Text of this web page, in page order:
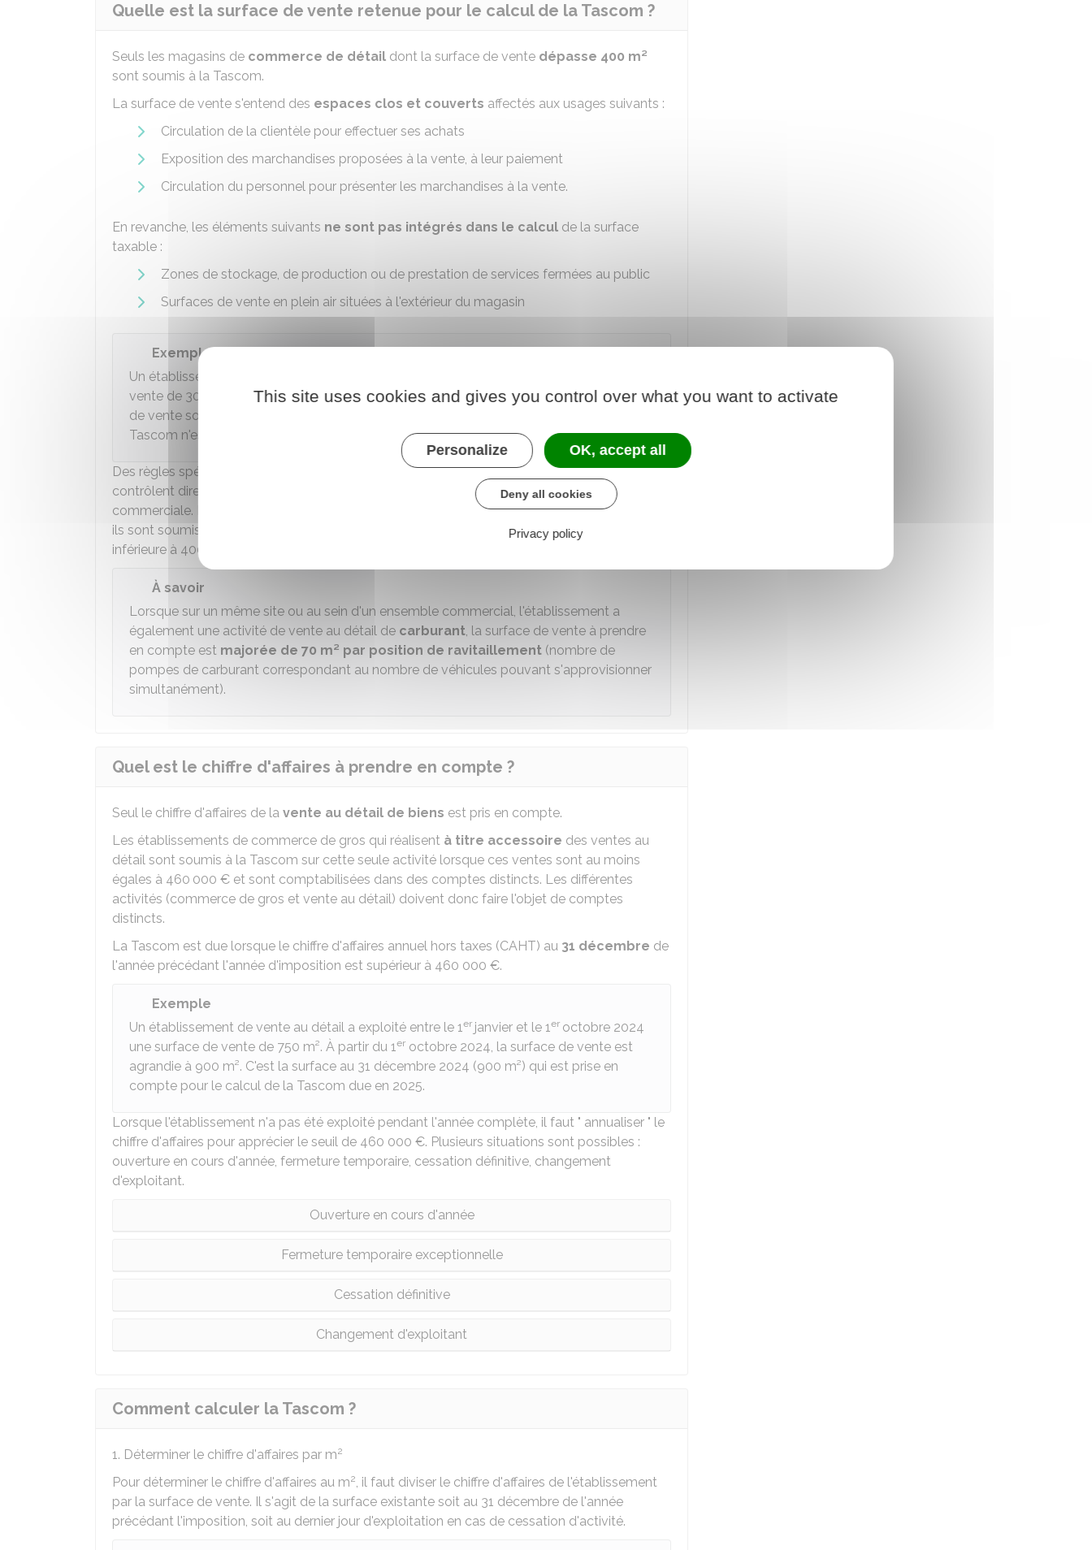
Quelle est la surface de vente retenue pour le calcul de la Tascom ?
Seuls les magasins de commerce de détail dont la surface de vente dépasse 400 m²
sont soumis à la Tascom.
La surface de vente s'entend des espaces clos et couverts affectés aux usages suivants :
Circulation de la clientèle pour effectuer ses achats
Exposition des marchandises proposées à la vente, à leur paiement
Circulation du personnel pour présenter les marchandises à la vente.
En revanche, les éléments suivants ne sont pas intégrés dans le calcul de la surface
taxable :
Zones de stockage, de production ou de prestation de services fermées au public
Surfaces de vente en plein air situées à l'extérieur du magasin
Exemple
Un établissement de vente de produits alimentaires est composé d'une surface de
vente de 300 m² et d'une surface de stockage de 200 m². Seuls les 300 m² de surface
de vente sont pris en compte pour apprécier le seuil de 400 m². Par conséquent, la
Tascom n'est pas due dans ce cas.
Des règles spécifiques s'appliquent aux entreprises " têtes de réseau ", c'est-à-dire qui
contrôlent directement ou indirectement des établissements sous une même enseigne
commerciale. Lorsque la surface de vente cumulée de ces établissements excède 4 000 m
ils sont soumis à la Tascom même si leur surface de vente prise individuellement est
inférieure à 400 m².
À savoir
Lorsque sur un même site ou au sein d'un ensemble commercial, l'établissement a
également une activité de vente au détail de carburant, la surface de vente à prendre
en compte est majorée de 70 m² par position de ravitaillement (nombre de
pompes de carburant correspondant au nombre de véhicules pouvant s'approvisionner
simultanément).
Quel est le chiffre d'affaires à prendre en compte ?
Seul le chiffre d'affaires de la vente au détail de biens est pris en compte.
Les établissements de commerce de gros qui réalisent à titre accessoire des ventes au
détail sont soumis à la Tascom sur cette seule activité lorsque ces ventes sont au moins
égales à 460 000 € et sont comptabilisées dans des comptes distincts. Les différentes
activités (commerce de gros et vente au détail) doivent donc faire l'objet de comptes
distincts.
La Tascom est due lorsque le chiffre d'affaires annuel hors taxes (CAHT) au 31 décembre de
l'année précédant l'année d'imposition est supérieur à 460 000 €.
Exemple
Un établissement de vente au détail a exploité entre le 1er janvier et le 1er octobre 2024
une surface de vente de 750 m². À partir du 1er octobre 2024, la surface de vente est
agrandie à 900 m². C'est la surface au 31 décembre 2024 (900 m²) qui est prise en
compte pour le calcul de la Tascom due en 2025.
Lorsque l'établissement n'a pas été exploité pendant l'année complète, il faut " annualiser " le
chiffre d'affaires pour apprécier le seuil de 460 000 €. Plusieurs situations sont possibles :
ouverture en cours d'année, fermeture temporaire, cessation définitive, changement
d'exploitant.
Ouverture en cours d'année
Fermeture temporaire exceptionnelle
Cessation définitive
Changement d'exploitant
Comment calculer la Tascom ?
1. Déterminer le chiffre d'affaires par m2
Pour déterminer le chiffre d'affaires au m2, il faut diviser le chiffre d'affaires de l'établissement
par la surface de vente. Il s'agit de la surface existante soit au 31 décembre de l'année
précédant l'imposition, soit au dernier jour d'exploitation en cas de cessation d'activité.
This site uses cookies and gives you control over what you want to activate
Personalize OK, accept all
Deny all cookies
Privacy policy